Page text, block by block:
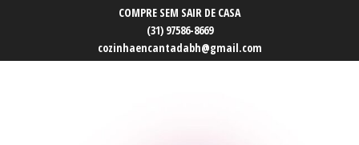
COMPRE SEM SAIR DE CASA
(31) 97586-8669
cozinhaencantadabh@gmail.com